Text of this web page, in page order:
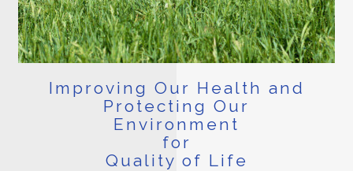
Improving Our Health and
Protecting Our
Environment
for
Quality of Life